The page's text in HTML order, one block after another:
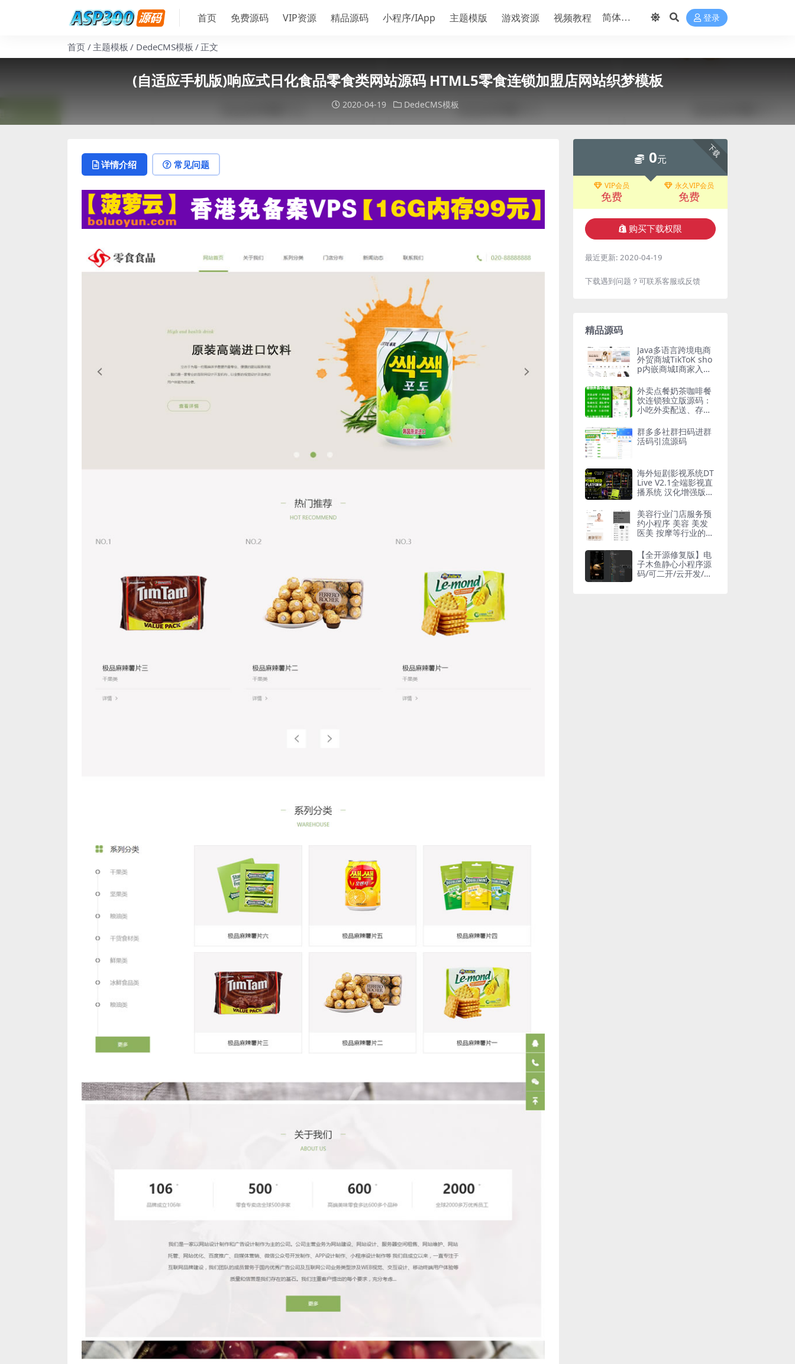
首页 免费源码 VIP资源 精品源码 小程序/IApp 主题模版 游戏资源 视频教程 登录
首页 主题模板 DedeCMS模板 正文
(自适应手机版)响应式日化食品零食类网站源码 HTML5零食连锁加盟店网站织梦模板
2020-04-19 DedeCMS模板
详情介绍 常见问题
下载
0元
VIP会员
免费
永久VIP会员
免费
购买下载权限
最近更新: 2020-04-19
下载遇到问题？可联系客服或反馈
精品源码
Java多语言跨境电商
外贸商城TikToK sho
p内嵌商城I商家入驻I
带搭建教程
外卖点餐奶茶咖啡餐
饮连锁独立版源码：
小吃外卖配送、存酒
支付宝小程序开发
群多多社群扫码进群
活码引流源码
海外短剧影视系统DT
Live V2.1全端影视直
播系统 汉化增强版
里云OSS存储）
美容行业门店服务预
约小程序 美容 美发
医美 按摩等行业的在
【全开源修复版】电
子木鱼静心小程序源
码/可二开/云开发/功